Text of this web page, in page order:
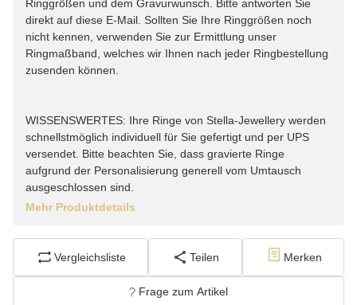
Ringgrößen und dem Gravurwunsch. Bitte antworten Sie
direkt auf diese E-Mail. Sollten Sie Ihre Ringgrößen noch
nicht kennen, verwenden Sie zur Ermittlung unser
Ringmaßband, welches wir Ihnen nach jeder Ringbestellung
zusenden können.
WISSENSWERTES: Ihre Ringe von Stella-Jewellery werden
schnellstmöglich individuell für Sie gefertigt und per UPS
versendet. Bitte beachten Sie, dass gravierte Ringe
aufgrund der Personalisierung generell vom Umtausch
ausgeschlossen sind.
Mehr Produktdetails
Vergleichsliste Teilen Merken
Frage zum Artikel